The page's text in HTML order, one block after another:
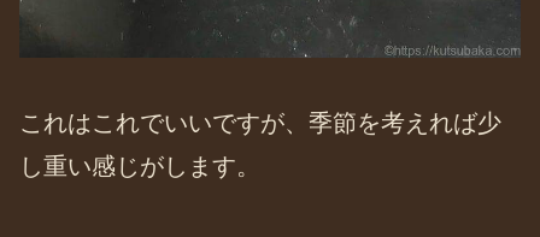
これはこれでいいですが、季節を考えれば少
し重い感じがします。